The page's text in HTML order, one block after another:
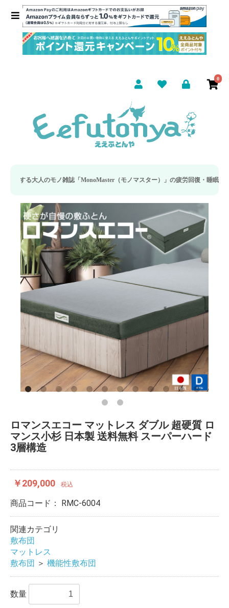
0
誌「MonoMaster（モノマスター）」の疲労回復・睡眠の向上特集に当社のリカ
ロマンスエコー マットレス ダブル 超硬質 ロ
マンス小杉 日本製 送料無料 スーパーハード
3層構造
￥209,000 税込
商品コード： RMC-6004
関連カテゴリ
敷布団
マットレス
敷布団 ＞ 機能性敷布団
数量